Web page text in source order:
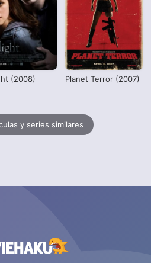
(2008) Planet Terror (2007)
y series similares